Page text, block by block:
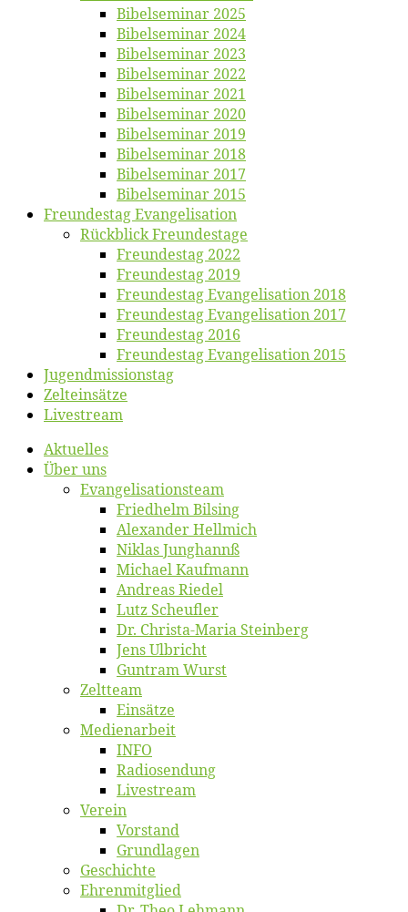
Bi­bel­se­mi­nar 2025
Bi­bel­se­mi­nar 2024
Bi­bel­se­mi­nar 2023
Bi­bel­se­mi­nar 2022
Bi­bel­se­mi­nar 2021
Bi­bel­se­mi­nar 2020
Bi­bel­se­mi­nar 2019
Bi­bel­se­mi­nar 2018
Bibelsemi­nar 2017
Bibelsemi­nar 2015
Freun­des­tag Evangelisation
Rück­blick Freundestage
Freun­des­tag 2022
Freun­des­tag 2019
Freun­des­tag Evan­ge­li­sa­ti­on 2018
Freun­des­tag Evan­ge­li­sa­ti­on 2017
Freun­des­tag 2016
Freun­des­tag Evan­ge­li­sa­ti­on 2015
Jugend­mis­sions­tag
Zelt­ein­sät­ze
Live­stream
Ak­tu­el­les
Über uns
Evangelisa­tions­team
Fried­helm Bilsing
Alex­an­der Hellmich
Ni­klas Junghannß
Mi­cha­el Kaufmann
An­dre­as Riedel
Lutz Scheuf­ler
Dr. Chris­­ta-Ma­ria Steinberg
Jens Ulb­richt
Gun­tram Wurst
Zelt­team
Ein­sät­ze
Me­di­en­ar­beit
INFO
Ra­dio­sen­dung
Live­stream
Ver­ein
Vor­stand
Grund­la­gen
Ge­schich­te
Eh­ren­mit­glied